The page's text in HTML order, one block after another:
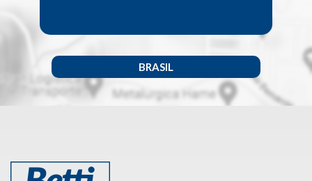
BRASIL